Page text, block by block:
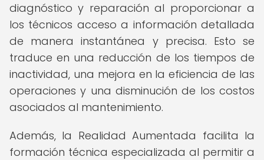
diagnóstico y reparación al proporcionar a
los técnicos acceso a información detallada
de manera instantánea y precisa. Esto se
traduce en una reducción de los tiempos de
inactividad, una mejora en la eficiencia de las
operaciones y una disminución de los costos
asociados al mantenimiento.
Además, la Realidad Aumentada facilita la
formación técnica especializada al permitir a